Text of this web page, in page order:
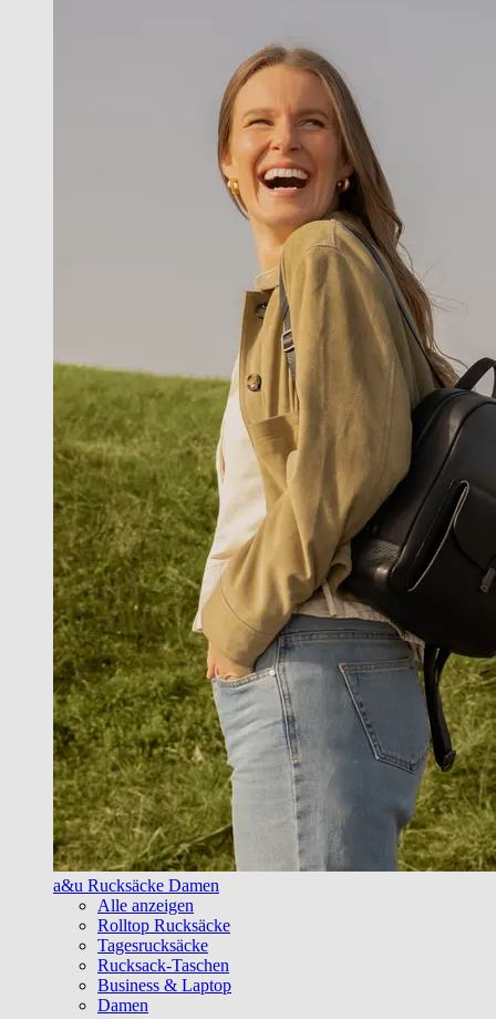
a&u Rucksäcke Damen
Alle anzeigen
Rolltop Rucksäcke
Tagesrucksäcke
Rucksack-Taschen
Business & Laptop
Damen